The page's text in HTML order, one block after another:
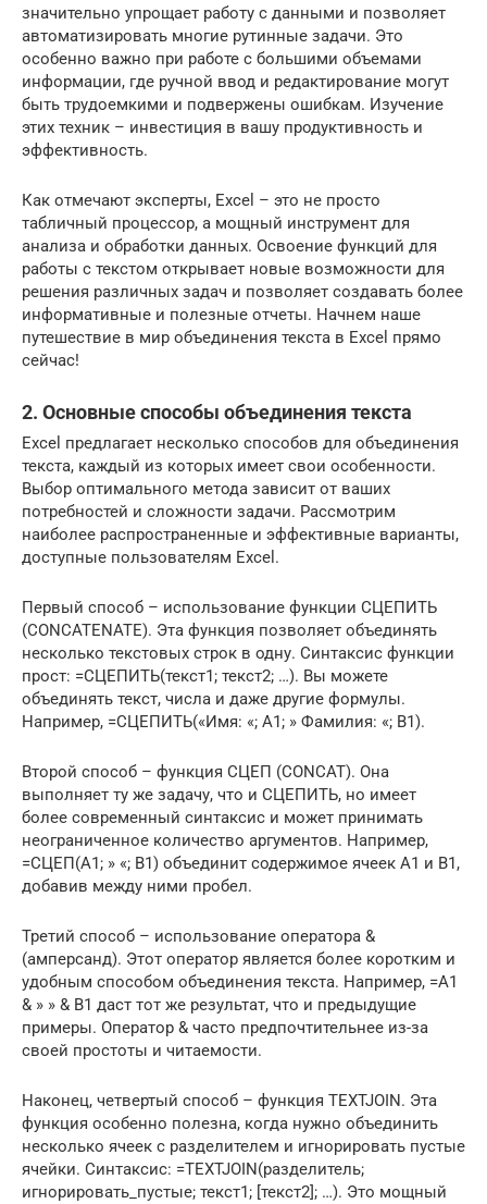
значительно упрощает работу с данными и позволяет
автоматизировать многие рутинные задачи. Это
особенно важно при работе с большими объемами
информации, где ручной ввод и редактирование могут
быть трудоемкими и подвержены ошибкам. Изучение
этих техник – инвестиция в вашу продуктивность и
эффективность.
Как отмечают эксперты, Excel – это не просто
табличный процессор, а мощный инструмент для
анализа и обработки данных. Освоение функций для
работы с текстом открывает новые возможности для
решения различных задач и позволяет создавать более
информативные и полезные отчеты. Начнем наше
путешествие в мир объединения текста в Excel прямо
сейчас!
2. Основные способы объединения текста
Excel предлагает несколько способов для объединения
текста, каждый из которых имеет свои особенности.
Выбор оптимального метода зависит от ваших
потребностей и сложности задачи. Рассмотрим
наиболее распространенные и эффективные варианты,
доступные пользователям Excel.
Первый способ – использование функции СЦЕПИТЬ
(CONCATENATE). Эта функция позволяет объединять
несколько текстовых строк в одну. Синтаксис функции
прост: =СЦЕПИТЬ(текст1; текст2; …). Вы можете
объединять текст, числа и даже другие формулы.
Например, =СЦЕПИТЬ(«Имя: «; A1; » Фамилия: «; B1).
Второй способ – функция СЦЕП (CONCAT). Она
выполняет ту же задачу, что и СЦЕПИТЬ, но имеет
более современный синтаксис и может принимать
неограниченное количество аргументов. Например,
=СЦЕП(A1; » «; B1) объединит содержимое ячеек A1 и B1,
добавив между ними пробел.
Третий способ – использование оператора &
(амперсанд). Этот оператор является более коротким и
удобным способом объединения текста. Например, =A1
& » » & B1 даст тот же результат, что и предыдущие
примеры. Оператор & часто предпочтительнее из-за
своей простоты и читаемости.
Наконец, четвертый способ – функция TEXTJOIN. Эта
функция особенно полезна, когда нужно объединить
несколько ячеек с разделителем и игнорировать пустые
ячейки. Синтаксис: =TEXTJOIN(разделитель;
игнорировать_пустые; текст1; [текст2]; …). Это мощный